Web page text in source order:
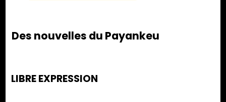
Des nouvelles du Payankeu
LIBRE EXPRESSION